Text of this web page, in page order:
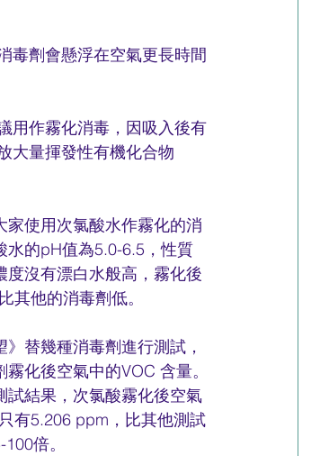
毒劑會懸浮在空氣更長時間
用作霧化消毒，因吸入後有
大量揮發性有機化合物
家使用次氯酸水作霧化的消
水的pH值為5.0-6.5，性質
度沒有漂白水般高，霧化後
其他的消毒劑低。
替幾種消毒劑進行測試，
化後空氣中的VOC 含量。
試結果，次氯酸霧化後空氣
有5.206 ppm，比其他測試
倍。